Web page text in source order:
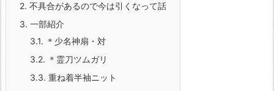
2. 不具合があるので今は引くなって話
3. 一部紹介
3.1. ＊少名神扇・対
3.2. ＊霊刀ツムガリ
3.3. 重ね着半袖ニット